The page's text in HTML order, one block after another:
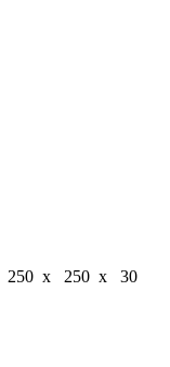
250 x 250 x 30